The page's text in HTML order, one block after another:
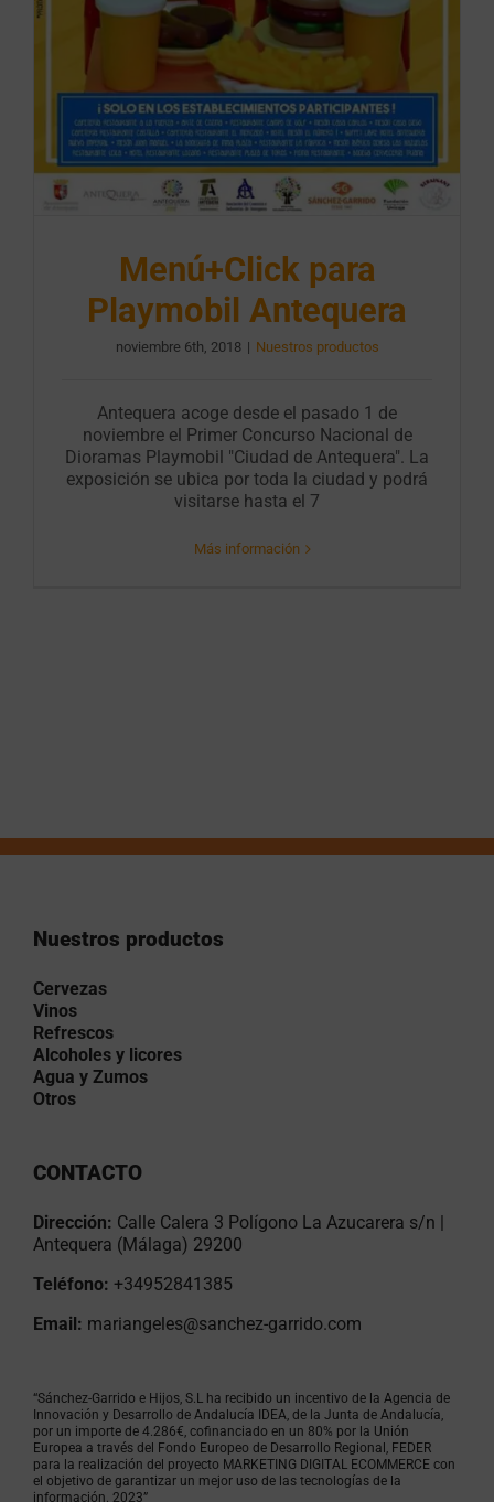
Menú+Click para
Playmobil Antequera
noviembre 6th, 2018 | Nuestros productos
Antequera acoge desde el pasado 1 de
noviembre el Primer Concurso Nacional de
Dioramas Playmobil "Ciudad de Antequera". La
exposición se ubica por toda la ciudad y podrá
visitarse hasta el 7
Más información
Nuestros productos
Cervezas
Vinos
Refrescos
Alcoholes y licores
Agua y Zumos
Otros
CONTACTO
Dirección: Calle Calera 3 Polígono La Azucarera s/n |
Antequera (Málaga) 29200
Teléfono: +34952841385
Email: mariangeles@sanchez-garrido.com
“Sánchez-Garrido e Hijos, S.L ha recibido un incentivo de la Agencia de
Innovación y Desarrollo de Andalucía IDEA, de la Junta de Andalucía,
por un importe de 4.286€, cofinanciado en un 80% por la Unión
Europea a través del Fondo Europeo de Desarrollo Regional, FEDER
para la realización del proyecto MARKETING DIGITAL ECOMMERCE con
el objetivo de garantizar un mejor uso de las tecnologías de la
información. 2023”